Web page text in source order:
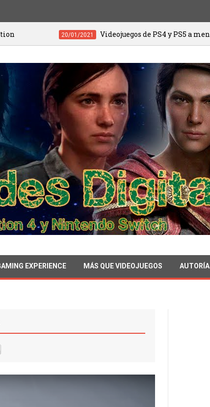
20/01/2021 Videojuegos de PS4 y PS5 a menos de 20 euros
EXPERIENCE MÁS QUE VIDEOJUEGOS AUTORÍA